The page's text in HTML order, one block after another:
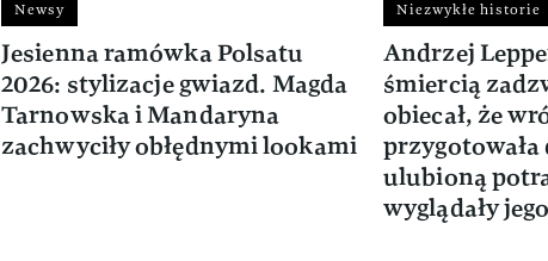
Newsy
Jesienna ramówka Polsatu
2026: stylizacje gwiazd. Magda
Tarnowska i Mandaryna
zachwyciły obłędnymi lookami
Niezwykłe historie
Andrzej
śmiercią
obiecał, że
przygotowała
ulubioną
wyglądały